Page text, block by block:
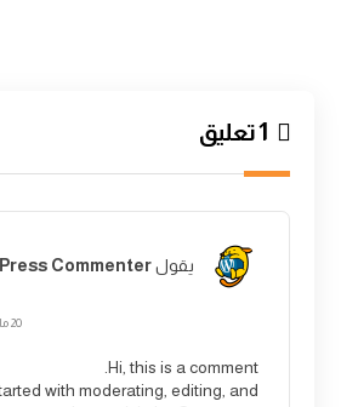
1 تعليق
يقول Commenter
20 مايو 2026 الساعة 12:16 ص
Hi, this is a comment.
with moderating, editing, and